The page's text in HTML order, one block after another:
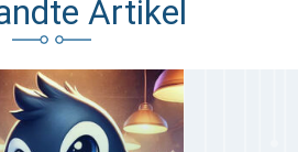
Artikel